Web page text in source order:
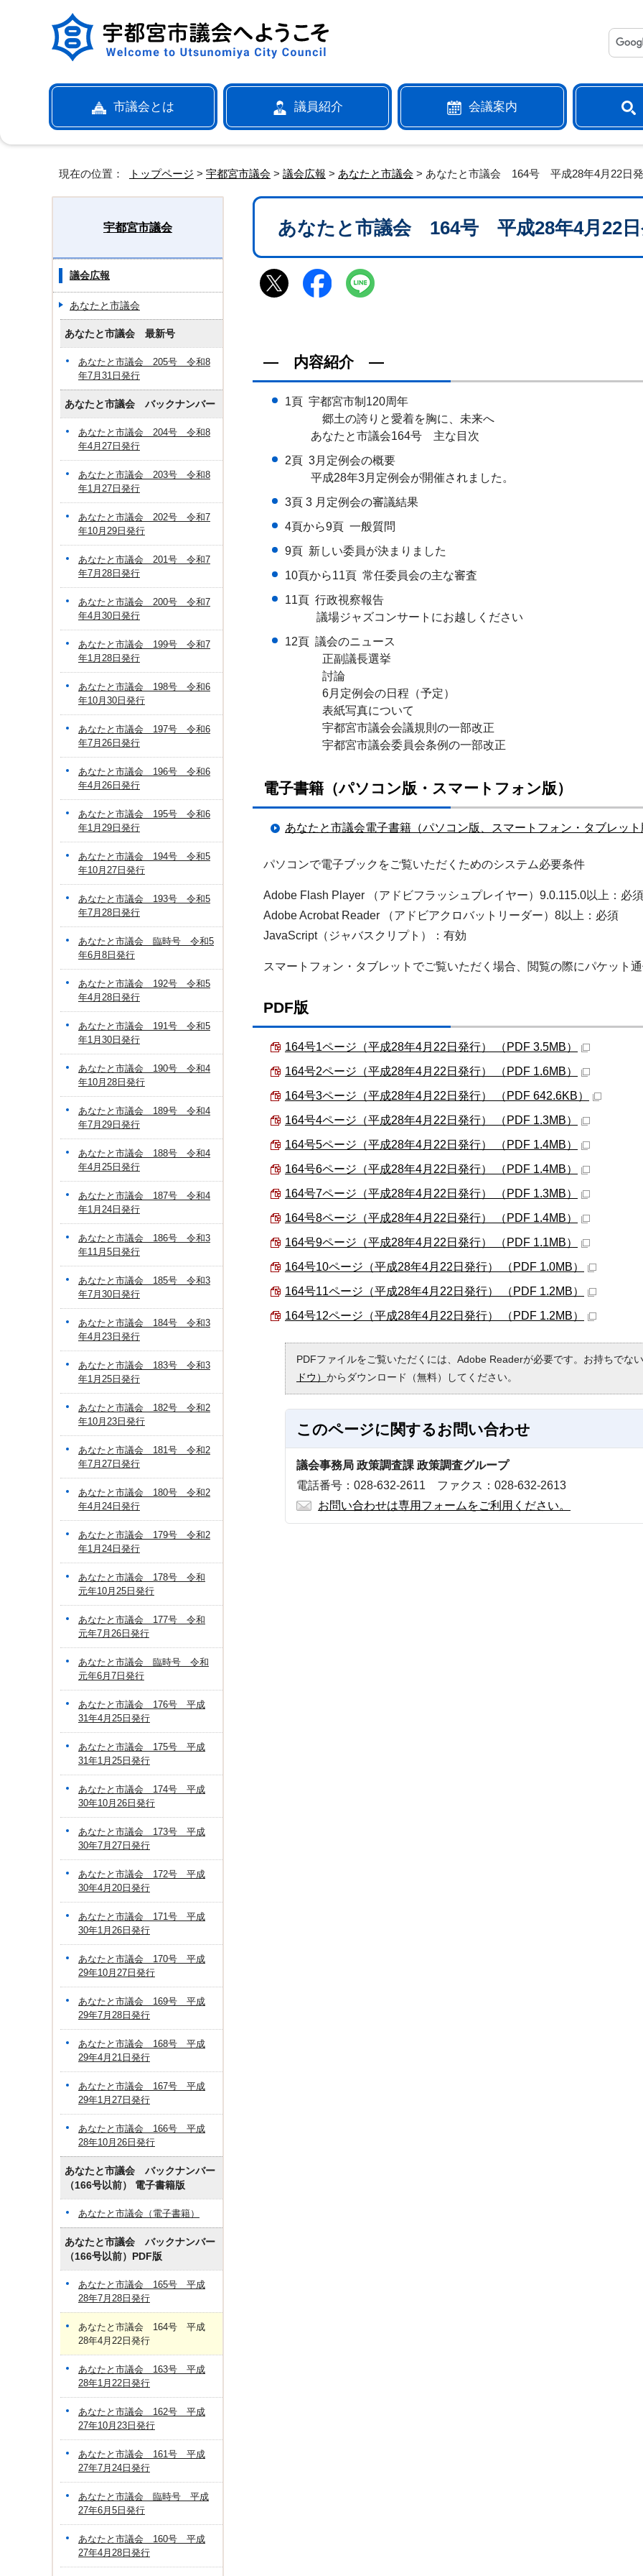
市議会とは 議員紹介 会議案内
現在の位置： トップページ > 宇都宮市議会 > 議会広報 > あなたと市議会 > あなたと市議会 164号 平成28年4月22日
あなたと市議会 164号 平成28年4月22日
― 内容紹介 ―
1頁 宇都宮市制120周年
郷土の誇りと愛着を胸に、未来へ
あなたと市議会164号 主な目次
2頁 3月定例会の概要
平成28年3月定例会が開催されました。
3頁 3 月定例会の審議結果
4頁から9頁 一般質問
9頁 新しい委員が決まりました
10頁から11頁 常任委員会の主な審査
11頁 行政視察報告
議場ジャズコンサートにお越しください
12頁 議会のニュース
正副議長選挙
討論
6月定例会の日程（予定）
表紙写真について
宇都宮市議会会議規則の一部改正
宇都宮市議会委員会条例の一部改正
電子書籍（パソコン版・スマートフォン版）
あなたと市議会電子書籍（パソコン版、スマートフォン・タブレッ
パソコンで電子ブックをご覧いただくためのシステム必要条件
Adobe Flash Player （アドビフラッシュプレイヤー）9.0.115.0以上：必須
Adobe Acrobat Reader （アドビアクロバットリーダー）8以上：必須
JavaScript（ジャバスクリプト）：有効
スマートフォン・タブレットでご覧いただく場合、閲覧の際にパケット
PDF版
164号1ページ（平成28年4月22日発行） （PDF 3.5MB）
164号2ページ（平成28年4月22日発行） （PDF 1.6MB）
164号3ページ（平成28年4月22日発行） （PDF 642.6KB）
164号4ページ（平成28年4月22日発行） （PDF 1.3MB）
164号5ページ（平成28年4月22日発行） （PDF 1.4MB）
164号6ページ（平成28年4月22日発行） （PDF 1.4MB）
164号7ページ（平成28年4月22日発行） （PDF 1.3MB）
164号8ページ（平成28年4月22日発行） （PDF 1.4MB）
164号9ページ（平成28年4月22日発行） （PDF 1.1MB）
164号10ページ（平成28年4月22日発行） （PDF 1.0MB）
164号11ページ（平成28年4月22日発行） （PDF 1.2MB）
164号12ページ（平成28年4月22日発行） （PDF 1.2MB）
PDFファイルをご覧いただくには、Adobe Readerが必要です。お持ちでな
ドウ） からダウンロード（無料）してください。
このページに関するお問い合わせ
議会事務局 政策調査課 政策調査グループ
電話番号：028-632-2611 ファクス：028-632-2613
お問い合わせは専用フォームをご利用ください。
宇都宮市議会
議会広報
あなたと市議会
あなたと市議会 最新号
あなたと市議会 205号 令和8
年7月31日発行
あなたと市議会 バックナンバー
あなたと市議会 204号 令和8
年4月27日発行
あなたと市議会 203号 令和8
年1月27日発行
あなたと市議会 202号 令和7
年10月29日発行
あなたと市議会 201号 令和7
年7月28日発行
あなたと市議会 200号 令和7
年4月30日発行
あなたと市議会 199号 令和7
年1月28日発行
あなたと市議会 198号 令和6
年10月30日発行
あなたと市議会 197号 令和6
年7月26日発行
あなたと市議会 196号 令和6
年4月26日発行
あなたと市議会 195号 令和6
年1月29日発行
あなたと市議会 194号 令和5
年10月27日発行
あなたと市議会 193号 令和5
年7月28日発行
あなたと市議会 臨時号 令和5
年6月8日発行
あなたと市議会 192号 令和5
年4月28日発行
あなたと市議会 191号 令和5
年1月30日発行
あなたと市議会 190号 令和4
年10月28日発行
あなたと市議会 189号 令和4
年7月29日発行
あなたと市議会 188号 令和4
年4月25日発行
あなたと市議会 187号 令和4
年1月24日発行
あなたと市議会 186号 令和3
年11月5日発行
あなたと市議会 185号 令和3
年7月30日発行
あなたと市議会 184号 令和3
年4月23日発行
あなたと市議会 183号 令和3
年1月25日発行
あなたと市議会 182号 令和2
年10月23日発行
あなたと市議会 181号 令和2
年7月27日発行
あなたと市議会 180号 令和2
年4月24日発行
あなたと市議会 179号 令和2
年1月24日発行
あなたと市議会 178号 令和
元年10月25日発行
あなたと市議会 177号 令和
元年7月26日発行
あなたと市議会 臨時号 令和
元年6月7日発行
あなたと市議会 176号 平成
31年4月25日発行
あなたと市議会 175号 平成
31年1月25日発行
あなたと市議会 174号 平成
30年10月26日発行
あなたと市議会 173号 平成
30年7月27日発行
あなたと市議会 172号 平成
30年4月20日発行
あなたと市議会 171号 平成
30年1月26日発行
あなたと市議会 170号 平成
29年10月27日発行
あなたと市議会 169号 平成
29年7月28日発行
あなたと市議会 168号 平成
29年4月21日発行
あなたと市議会 167号 平成
29年1月27日発行
あなたと市議会 166号 平成
28年10月26日発行
あなたと市議会 バックナンバー
（166号以前） 電子書籍版
あなたと市議会（電子書籍）
あなたと市議会 バックナンバー
（166号以前）PDF版
あなたと市議会 165号 平成
28年7月28日発行
あなたと市議会 164号 平成
28年4月22日発行
あなたと市議会 163号 平成
28年1月22日発行
あなたと市議会 162号 平成
27年10月23日発行
あなたと市議会 161号 平成
27年7月24日発行
あなたと市議会 臨時号 平成
27年6月5日発行
あなたと市議会 160号 平成
27年4月28日発行